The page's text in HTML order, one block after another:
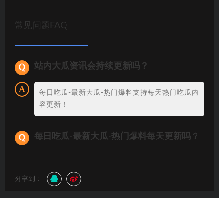
常见问题FAQ
站内大瓜资讯会持续更新吗？
每日吃瓜-最新大瓜-热门爆料支持每天热门吃瓜内
容更新！
每日吃瓜-最新大瓜-热门爆料每天更新吗？
分享到：